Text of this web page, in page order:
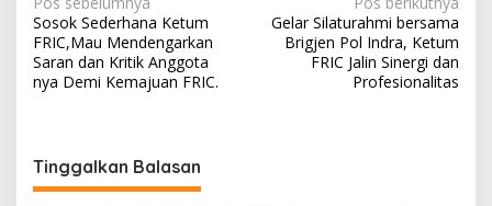
pos
Sosok Sederhana Ketum
FRIC,Mau Mendengarkan
Saran dan Kritik Anggota
nya Demi Kemajuan FRIC.
Gelar Silaturahmi bersama
Brigjen Pol Indra, Ketum
FRIC Jalin Sinergi dan
Profesionalitas
Tinggalkan Balasan